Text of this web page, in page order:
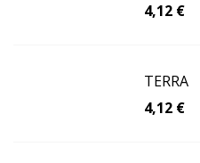
4,12 €
TERRA
4,12 €